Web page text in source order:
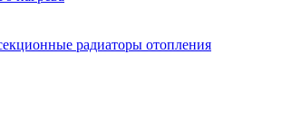
радиаторы отопления